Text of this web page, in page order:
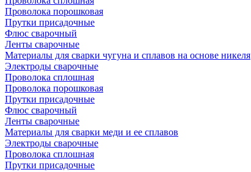
Проволока порошковая
Прутки присадочные
Флюс сварочный
Ленты сварочные
Материалы для сварки чугуна и сплавов на основе никеля
Электроды сварочные
Проволока сплошная
Проволока порошковая
Прутки присадочные
Флюс сварочный
Ленты сварочные
Материалы для сварки меди и ее сплавов
Электроды сварочные
Проволока сплошная
Прутки присадочные